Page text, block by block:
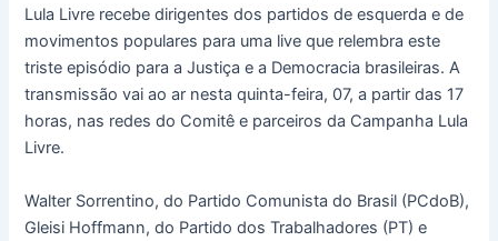
Lula Livre recebe dirigentes dos partidos de esquerda e de
movimentos populares para uma live que relembra este
triste episódio para a Justiça e a Democracia brasileiras. A
transmissão vai ao ar nesta quinta-feira, 07, a partir das 17
horas, nas redes do Comitê e parceiros da Campanha Lula
Livre.
Walter Sorrentino, do Partido Comunista do Brasil (PCdoB),
Gleisi Hoffmann, do Partido dos Trabalhadores (PT) e